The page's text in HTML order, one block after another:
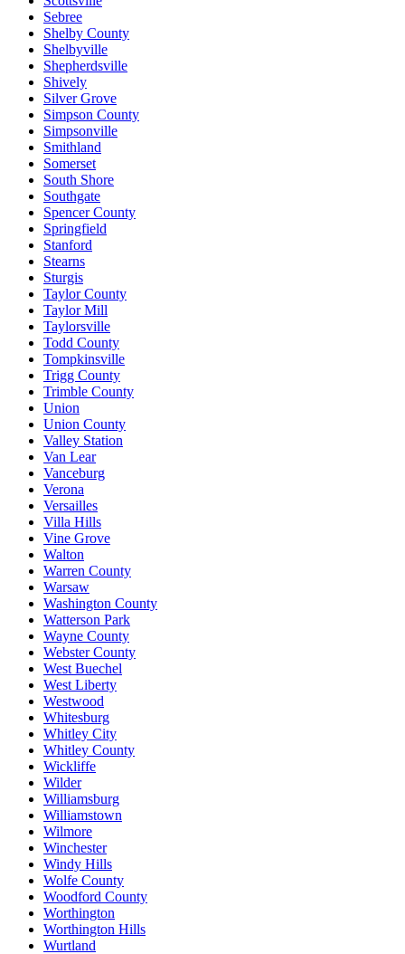
Sebree
Shelby County
Shelbyville
Shepherdsville
Shively
Silver Grove
Simpson County
Simpsonville
Smithland
Somerset
South Shore
Southgate
Spencer County
Springfield
Stanford
Stearns
Sturgis
Taylor County
Taylor Mill
Taylorsville
Todd County
Tompkinsville
Trigg County
Trimble County
Union
Union County
Valley Station
Van Lear
Vanceburg
Verona
Versailles
Villa Hills
Vine Grove
Walton
Warren County
Warsaw
Washington County
Watterson Park
Wayne County
Webster County
West Buechel
West Liberty
Westwood
Whitesburg
Whitley City
Whitley County
Wickliffe
Wilder
Williamsburg
Williamstown
Wilmore
Winchester
Windy Hills
Wolfe County
Woodford County
Worthington
Worthington Hills
Wurtland